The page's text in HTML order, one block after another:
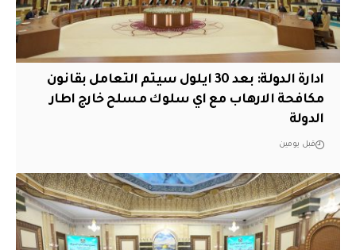
ادارة الدولة: بعد 30 ايلول سيتم التعامل بقانون
مكافحة الارهاب مع اي سلوك مسلح خارج اطار
الدولة
قبل يومين